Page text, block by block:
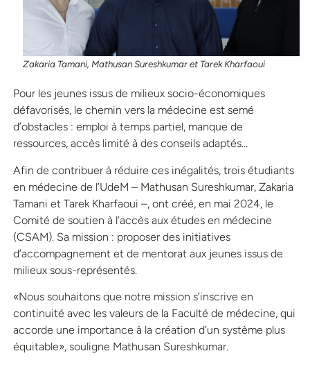
Zakaria Tamani, Mathusan Sureshkumar et Tarek Kharfaoui
Pour les jeunes issus de milieux socio-économiques
défavorisés, le chemin vers la médecine est semé
d’obstacles : emploi à temps partiel, manque de
ressources, accès limité à des conseils adaptés…
Afin de contribuer à réduire ces inégalités, trois étudiants
en médecine de l’UdeM – Mathusan Sureshkumar, Zakaria
Tamani et Tarek Kharfaoui –, ont créé, en mai 2024, le
Comité de soutien à l’accès aux études en médecine
(CSAM). Sa mission : proposer des initiatives
d’accompagnement et de mentorat aux jeunes issus de
milieux sous-représentés.
«Nous souhaitons que notre mission s’inscrive en
continuité avec les valeurs de la Faculté de médecine, qui
accorde une importance à la création d’un système plus
équitable», souligne Mathusan Sureshkumar.